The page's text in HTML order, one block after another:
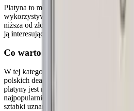
Platyna to metal szlachetny o dużym
wykorzystywany m.in. w motoryzacji i
niższa od złota, a podaż jest znacznie
ją interesującym uzupełnieniem portfela.
Co warto wiedzieć
W tej kategorii porównasz ceny
polskich dealerów wraz z marżą ponad
platyny jest mniejszy niż w przypadku
najpopularniejsze pozycje to
sztabki uznanych rafinerii.